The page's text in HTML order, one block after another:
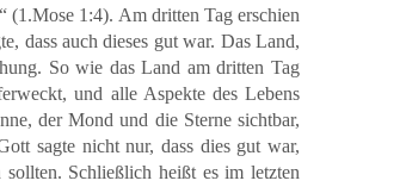
(1.Mose 1:4). Am dritten Tag erschien
dass auch dieses gut war. Das Land,
So wie das Land am dritten Tag
und alle Aspekte des Lebens
der Mond und die Sterne sichtbar,
sagte nicht nur, dass dies gut war,
Schließlich heißt es im letzten